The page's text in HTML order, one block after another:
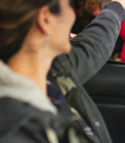
まちづくり・地域活性化